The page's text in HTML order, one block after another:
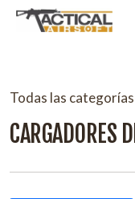
Todas las categorías
CARGADORES